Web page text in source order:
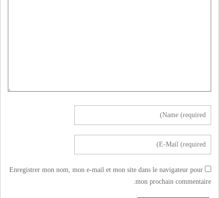
Enregistrer mon nom, mon e-mail et mon site dans le navigateur pour
mon prochain commentaire.